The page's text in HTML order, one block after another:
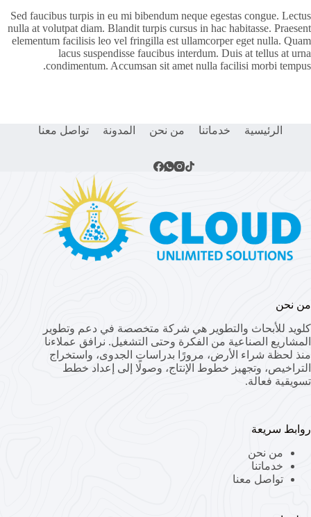
Sed faucibus turpis in eu mi bibendum neque egestas congue. Lectus
nulla at volutpat diam. Blandit turpis cursus in hac habitasse. Praesent
elementum facilisis leo vel fringilla est ullamcorper eget nulla. Quam
lacus suspendisse faucibus interdum. Duis at tellus at urna
condimentum. Accumsan sit amet nulla facilisi morbi tempus.
الرئيسية خدماتنا من نحن المدونة تواصل معنا
من نحن
كلويد للأبحاث والتطوير هي شركة متخصصة في دعم وتطوير
المشاريع الصناعية من الفكرة وحتى التشغيل. نرافق عملاءنا
منذ لحظة شراء الأرض، مرورًا بدراسات الجدوى، واستخراج
التراخيص، وتجهيز خطوط الإنتاج، وصولًا إلى إعداد خطط
تسويقية فعالة.
روابط سريعة
من نحن
خدماتنا
تواصل معنا